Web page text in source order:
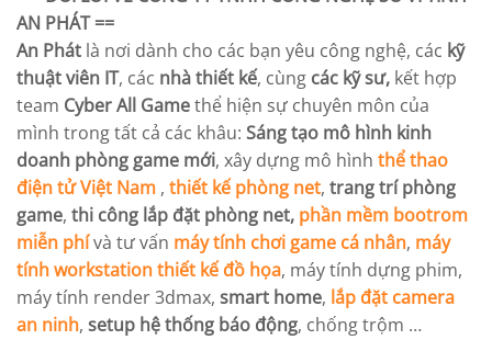
AN PHÁT==
An Phát là nơi dành cho các bạn yêu công nghệ, các kỹ
thuật viên IT, các nhà thiết kế, cùng các kỹ sư, kết hợp
team Cyber All Gamethể hiện sự chuyên môn của
mình trong tất cả các khâu: Sáng tạo mô hình kinh
doanh phòng game mới, xây dựng mô hình thể thao
điện tử Việt Nam , thiết kế phòng net, trang trí phòng
game, thi công lắp đặt phòng net, phần mềm bootrom
miễn phívà tư vấn máy tính chơi game cá nhân, máy
tính workstationthiết kế đồ họa, máy tính dựng phim,
máy tính render 3dmax, smart home, lắp đặt camera
an ninh, setup hệ thống báo động, chống trộm …